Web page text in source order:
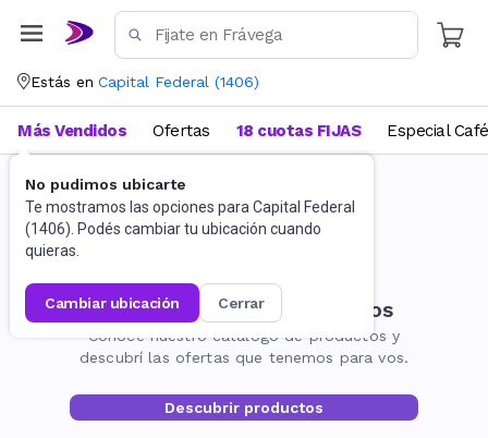
Estás en Capital Federal (1406)
No pudimos ubicarte
Te mostramos las opciones para Capital Federal
(1406). Podés cambiar tu ubicación cuando
quieras.
cambiar ubicación cerrar
Más Vendidos Ofertas 18 cuotas FIJAS Especial Café
No encontramos resultados
Conocé nuestro catálogo de productos y
descubrí las ofertas que tenemos para vos.
Descubrir productos